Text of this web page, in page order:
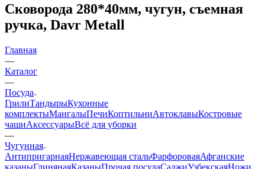
Сковорода 280*40мм, чугун, съемная
ручка, Davr Metall
Главная
—
Каталог
—
Посуда
ГрилиТандырыКухонные
комплектыМангалыПечиКоптильниАвтоклавыКостровые
чашиАксессуарыВсё для уборки
—
Чугунная
АнтипригарнаяНержавеющая стальФарфороваяАфганские
казаныГлинянаяКазаныПрочая посудаСаджиУзбекскаяНожи,